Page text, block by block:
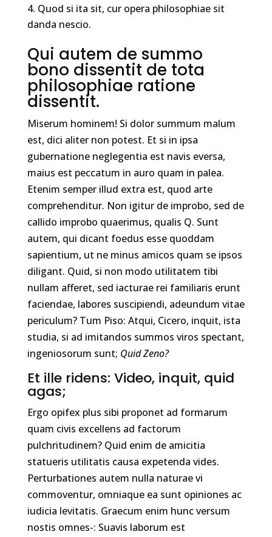
Quod si ita sit, cur opera philosophiae sit
danda nescio.
Qui autem de summo
bono dissentit de tota
philosophiae ratione
dissentit.
Miserum hominem! Si dolor summum malum
est, dici aliter non potest. Et si in ipsa
gubernatione neglegentia est navis eversa,
maius est peccatum in auro quam in palea.
Etenim semper illud extra est, quod arte
comprehenditur. Non igitur de improbo, sed de
callido improbo quaerimus, qualis Q. Sunt
autem, qui dicant foedus esse quoddam
sapientium, ut ne minus amicos quam se ipsos
diligant. Quid, si non modo utilitatem tibi
nullam afferet, sed iacturae rei familiaris erunt
faciendae, labores suscipiendi, adeundum vitae
periculum? Tum Piso: Atqui, Cicero, inquit, ista
studia, si ad imitandos summos viros spectant,
ingeniosorum sunt; Quid Zeno?
Et ille ridens: Video, inquit, quid
agas;
Ergo opifex plus sibi proponet ad formarum
quam civis excellens ad factorum
pulchritudinem? Quid enim de amicitia
statueris utilitatis causa expetenda vides.
Perturbationes autem nulla naturae vi
commoventur, omniaque ea sunt opiniones ac
iudicia levitatis. Graecum enim hunc versum
nostis omnes-: Suavis laborum est